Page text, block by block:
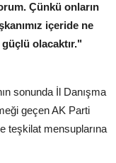
Çünkü onların
içeride ne
olacaktır."
sonunda İl Danışma
geçen AK Parti
teşkilat mensuplarına